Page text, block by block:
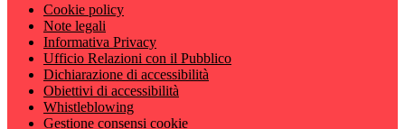
Cookie policy
Note legali
Informativa Privacy
Ufficio Relazioni con il Pubblico
Dichiarazione di accessibilità
Obiettivi di accessibilità
Whistleblowing
Gestione consensi cookie